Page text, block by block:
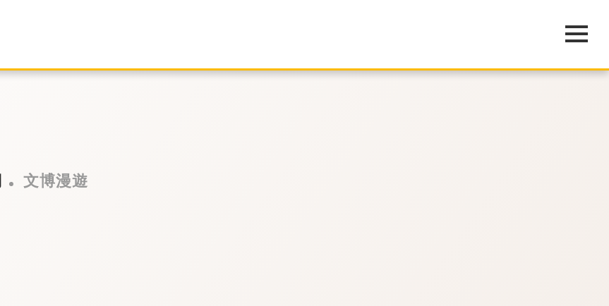
文博漫遊